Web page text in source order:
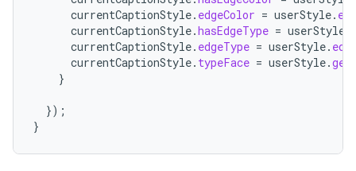
currentCaptionStyle. edgeColor = userStyle.
currentCaptionStyle.hasEdgeType = userStyle
currentCaptionStyle. edgeType = userStyle.
currentCaptionStyle. typeFace = userStyle.
}
});
}